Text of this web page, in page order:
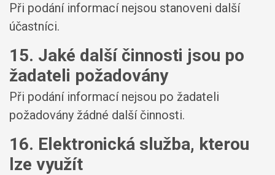
Při podání informací nejsou stanoveni další
účastníci.
15. Jaké další činnosti jsou po
žadateli požadovány
Při podání informací nejsou po žadateli
požadovány žádné další činnosti.
16. Elektronická služba, kterou
lze využít